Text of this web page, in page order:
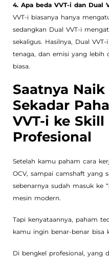
4. Apa beda VVT-i dan Dual
VVT-i biasanya hanya
sedangkan Dual VVT-i
sekaligus. Hasilnya, Dual
tenaga, dan emisi yang lebih
biasa.
Saatnya
Sekadar
VVT-i ke
Profesional
Setelah kamu paham cara
OCV, sampai camshaft yang
sebenarnya sudah masuk ke
mesin modern.
Tapi kenyataannya, paham
kamu ingin benar-benar bisa
Di bengkel profesional, yang